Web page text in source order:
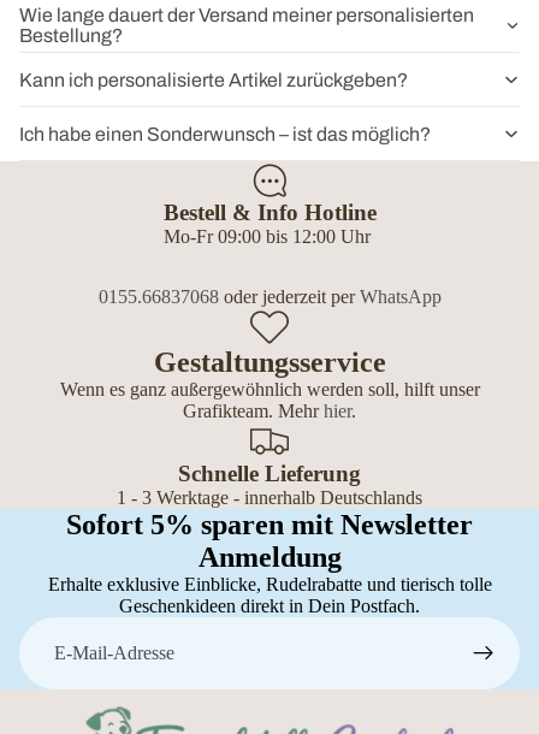
Wie lange dauert der Versand meiner personalisierten
Bestellung?
Kann ich personalisierte Artikel zurückgeben?
Ich habe einen Sonderwunsch – ist das möglich?
Bestell & Info Hotline
Mo-Fr 09:00 bis 12:00 Uhr
0155.66837068oder jederzeit perWhatsApp
Gestaltungsservice
Wenn es ganz außergewöhnlich werden soll, hilft unser
Grafikteam. Mehrhier.
Schnelle Lieferung
1 - 3 Werktage - innerhalb Deutschlands
Sofort 5% sparen mit Newsletter
Anmeldung
Erhalte exklusive Einblicke, Rudelrabatte und tierisch tolle
Geschenkideen direkt in Dein Postfach.
E-Mail